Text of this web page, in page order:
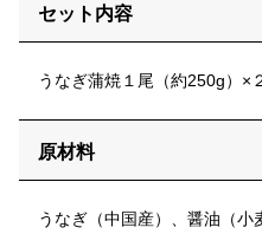
セット内容
うなぎ蒲焼１尾（約250g）×
原材料
うなぎ（中国産）、醤油（